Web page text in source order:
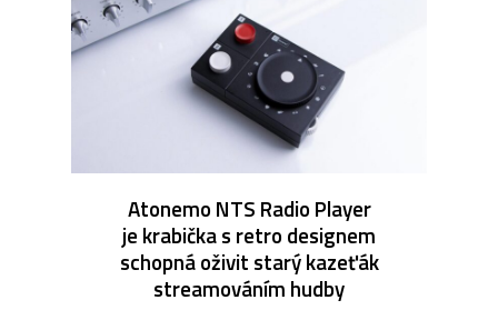
Atonemo NTS Radio Player
je krabička s retro designem
schopná oživit starý kazeťák
streamováním hudby